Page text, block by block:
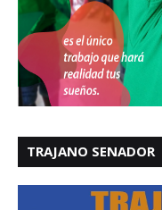
TRAJANO SENADOR